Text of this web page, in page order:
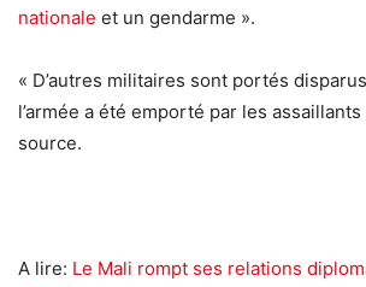
nationale et un gendarme ».
« D’autres militaires sont portés
l’armée a été emporté par les
source.
A lire: Le Mali rompt ses relations